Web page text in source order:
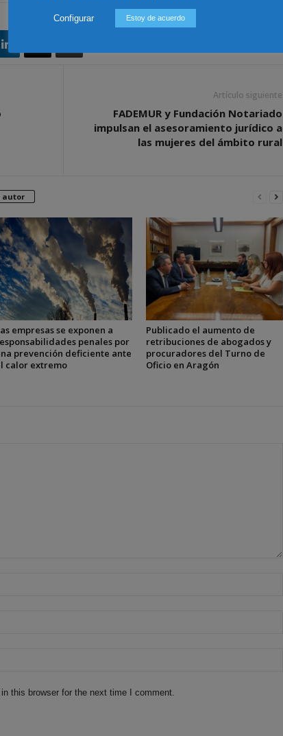
Artículo siguiente
FADEMUR y Fundación Notariado
impulsan el asesoramiento jurídico a
las mujeres del ámbito rural
autor
empresas se exponen a
penales por
prevención deficiente ante
calor extremo
Publicado el aumento de
retribuciones de abogados y
procuradores del Turno de
Oficio en Aragón
this browser for the next time I comment.
Configurar Estoy de acuerdo